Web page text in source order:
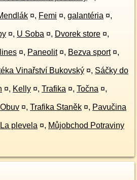
¤, Femi ¤, galantéria ¤,
¤, U Soba ¤, Dvorek store ¤,
¤, Paneolit ¤, Bezva sport ¤,
Vinařství Bukovský ¤, Sáčky do
¤, Kelly ¤, Trafika ¤, Točna ¤,
Obuv ¤, Trafika Staněk ¤, Pavučina
La plevela ¤, Můjobchod Potraviny